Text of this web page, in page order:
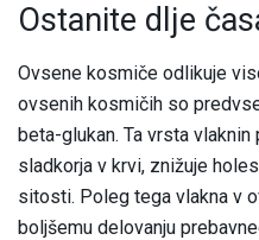
Ostanite dlje
Ovsene kosmiče odlikuje
ovsenih kosmičih so
beta-glukan. Ta vrsta vlaknin
sladkorja v krvi, znižuje
sitosti. Poleg tega vlakna v
boljšemu delovanju